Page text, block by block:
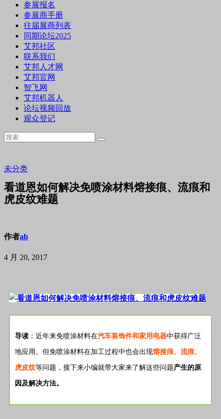
参展报名
参展商手册
往届展商列表
同期论坛2025
艾邦社区
联系我们
艾邦人才网
艾邦官网
智飞网
艾邦机器人
论坛视频回放
观众登记
未分类
看道恩如何解决免喷涂材料熔接痕、流痕和
虎皮纹难题
作者ab
4 月 20, 2017
导读 ：近年来免喷涂材料在汽车装饰件和家用电器中获得广泛
地应用。 但免喷涂材料在加工过程中也会出现熔接痕、流痕、
虎皮纹等问题，接下来小编就带大家来了解这些问题产生的原
因及解决方法。